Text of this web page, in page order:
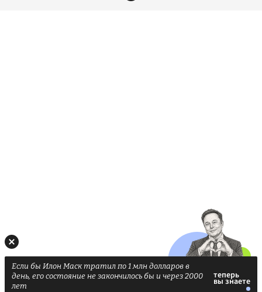
Если бы Илон Маск тратил по 1 млн долларов в
день, его состояние не закончилось бы и через 2000
лет